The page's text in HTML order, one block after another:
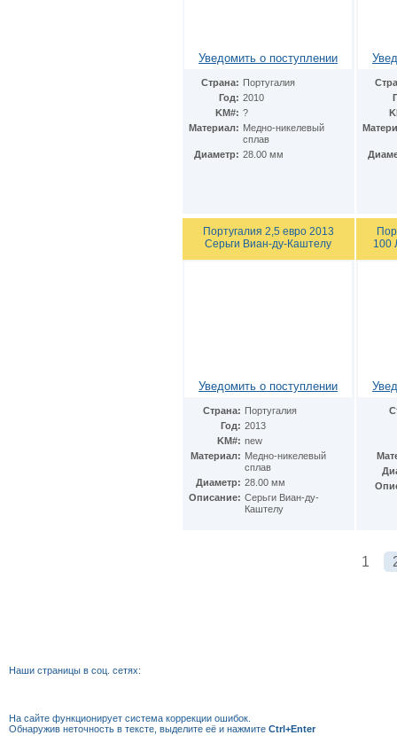
Уведомить о поступлении
Страна: Португалия
Год: 2010
KM#: ?
Материал: Медно-никелевый
сплав
Диаметр: 28.00 мм
Португалия 2,5 евро 2013
Серьги Виан-ду-Каштелу
Уведомить о поступлении
Страна: Португалия
Год: 2013
KM#: new
Материал: Медно-никелевый
сплав
Диаметр: 28.00 мм
Описание: Серьги Виан-ду-
Каштелу
100
1
Наши страницы в соц. сетях:
На сайте функционирует система коррекции ошибок.
Обнаружив неточность в тексте, выделите её и нажмите Ctrl+Enter